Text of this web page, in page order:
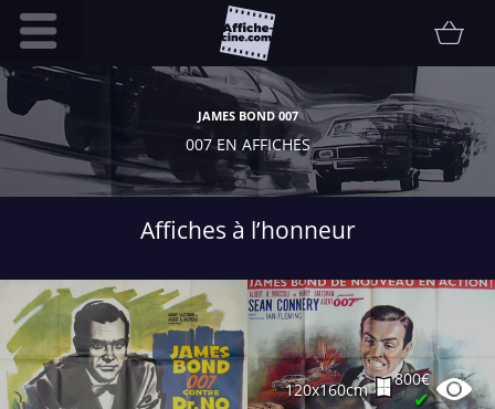
Accueil
Infos pratiques
Affiche
Promotions
FAQ
Communauté
Collectionneur
JAMES BOND 007
007 EN AFFICHES
Affiches à l’honneur
120x160cm
800€
✔